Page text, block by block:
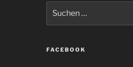
nach:
FACEBOOK